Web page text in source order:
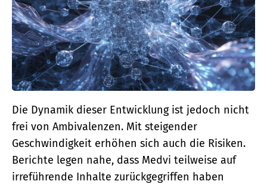
Die Dynamik dieser Entwicklung ist jedoch nicht
frei von Ambivalenzen. Mit steigender
Geschwindigkeit erhöhen sich auch die Risiken.
Berichte legen nahe, dass Medvi teilweise auf
irreführende Inhalte zurückgegriffen haben